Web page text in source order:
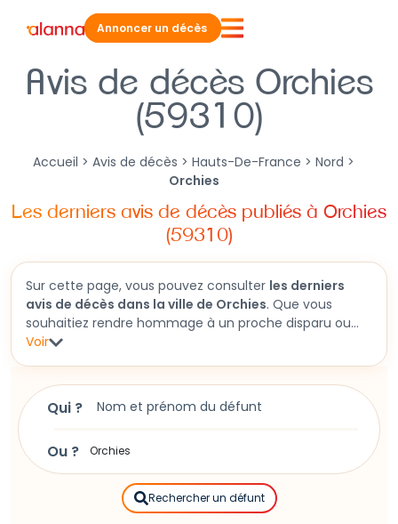
Annoncer un décès
Avis de décès Orchies
(59310)
Accueil > Avis de décès > Hauts-De-France > Nord >
Orchies
Les derniers avis de décès publiés à Orchies
(59310)
Sur cette page, vous pouvez consulter les derniers
avis de décès dans la ville de Orchies. Que vous
souhaitiez rendre hommage à un proche disparu ou
obtenir des informations sur une cérémonie funéraire
informations détaillées sur les obsèques et des
instructions pour
Voir
Qui ?
Ou ?
Rechercher un défunt